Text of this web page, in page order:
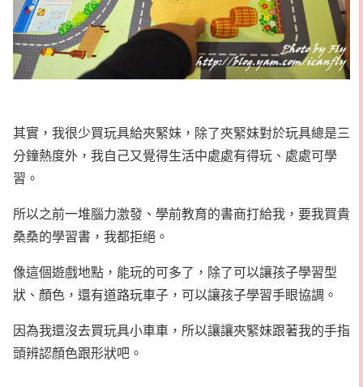
其實，我很少買玩具給夾緊妹，除了夾緊妹對於玩具總是三
分鐘熱度外，我自己又覺得生活中處處有得玩、處處可學
習。
所以之前一堆腦力激發、學前教育的書商打給我，要我買貴
桑桑的學習書，我都拒絕。
像這個遊戲地點，能玩的可多了，除了可以讓孩子學習型
狀、顏色，還有道路玩車子，可以讓孩子學習手眼協調。
因為我還沒去買玩具小車車，所以讓讓夾緊妹跟著我的手指
頭辨認顏色跟形狀吧。